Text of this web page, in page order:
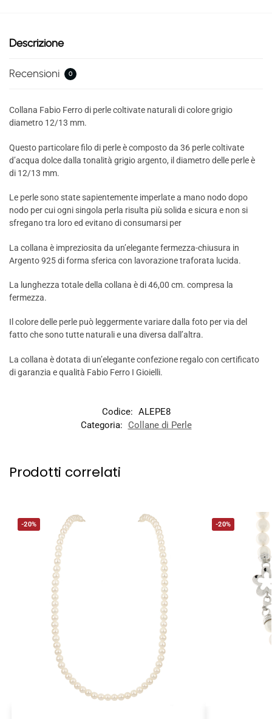
Descrizione
Recensioni 0
Collana Fabio Ferro di perle coltivate naturali di colore grigio
diametro 12/13 mm.
Questo particolare filo di perle è composto da 36 perle coltivate
d’acqua dolce dalla tonalità grigio argento, il diametro delle perle è
di 12/13 mm.
Le perle sono state sapientemente imperlate a mano nodo dopo
nodo per cui ogni singola perla risulta più solida e sicura e non si
sfregano tra loro ed evitano di consumarsi per
La collana è impreziosita da un’elegante fermezza-chiusura in
Argento 925 di forma sferica con lavorazione traforata lucida.
La lunghezza totale della collana è di 46,00 cm. compresa la
fermezza.
Il colore delle perle può leggermente variare dalla foto per via del
fatto che sono tutte naturali e una diversa dall’altra.
La collana è dotata di un’elegante confezione regalo con certificato
di garanzia e qualità Fabio Ferro I Gioielli.
Codice: ALEPE8
Categoria:
Collane di Perle
Prodotti correlati
-20% -20%